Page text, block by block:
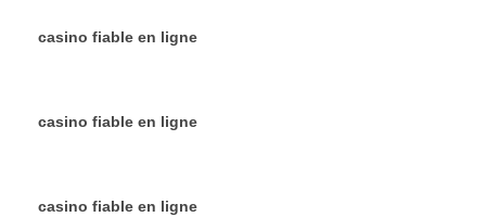
casino fiable en ligne
casino fiable en ligne
casino fiable en ligne